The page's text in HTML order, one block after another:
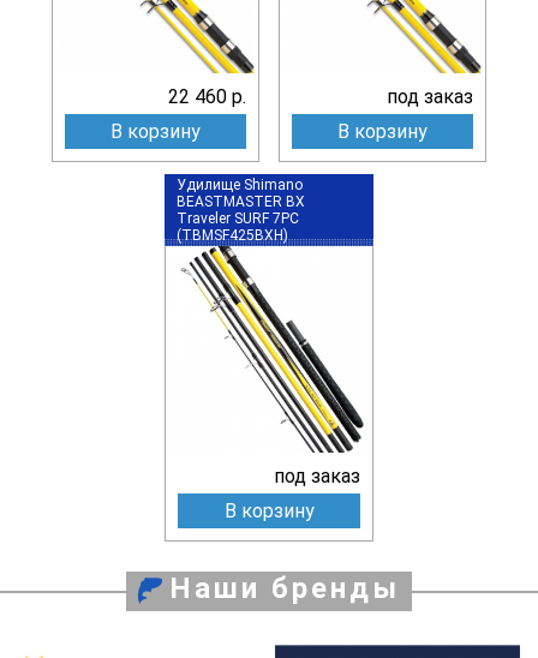
22 460 р.
В корзину
под заказ
В корзину
Удилище Shimano
BEASTMASTER BX
Traveler SURF 7PC
(TBMSF425BXH)
под заказ
В корзину
Наши бренды